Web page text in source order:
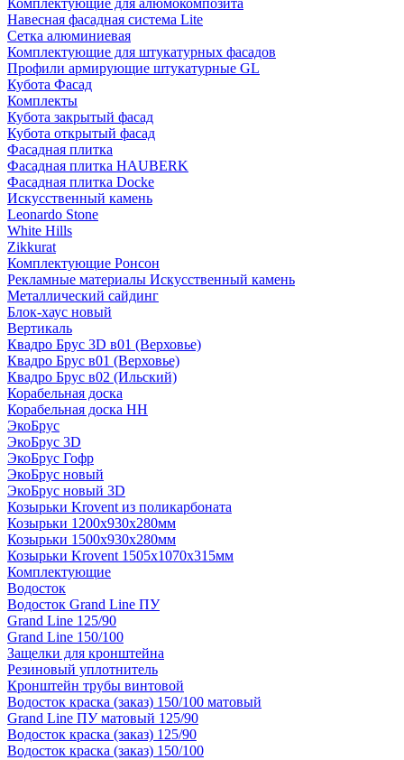
Комплектующие для алюмокомпозита
Навесная фасадная система Lite
Сетка алюминиевая
Комплектующие для штукатурных фасадов
Профили армирующие штукатурные GL
Кубота Фасад
Комплекты
Кубота закрытый фасад
Кубота открытый фасад
Фасадная плитка
Фасадная плитка HAUBERK
Фасадная плитка Docke
Искусственный камень
Leonardo Stone
White Hills
Zikkurat
Комплектующие Ронсон
Рекламные материалы Искусственный камень
Металлический сайдинг
Блок-хаус новый
Вертикаль
Квадро Брус 3D в01 (Верховье)
Квадро Брус в01 (Верховье)
Квадро Брус в02 (Ильский)
Корабельная доска
Корабельная доска НН
ЭкоБрус
ЭкоБрус 3D
ЭкоБрус Гофр
ЭкоБрус новый
ЭкоБрус новый 3D
Козырьки Krovent из поликарбоната
Козырьки 1200х930х280мм
Козырьки 1500х930х280мм
Козырьки Krovent 1505х1070х315мм
Комплектующие
Водосток
Водосток Grand Line ПУ
Grand Line 125/90
Grand Line 150/100
Защелки для кронштейна
Резиновый уплотнитель
Кронштейн трубы винтовой
Водосток краска (заказ) 150/100 матовый
Grand Line ПУ матовый 125/90
Водосток краска (заказ) 125/90
Водосток краска (заказ) 150/100